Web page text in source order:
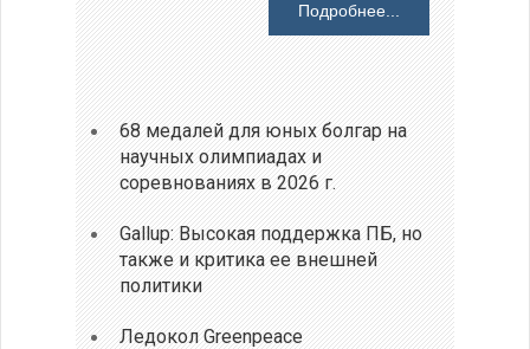
Подробнее...
68 медалей для юных болгар на
научных олимпиадах и
соревнованиях в 2026 г.
Gallup: Высокая поддержка ПБ, но
также и критика ее внешней
политики
Ледокол Greenpeace